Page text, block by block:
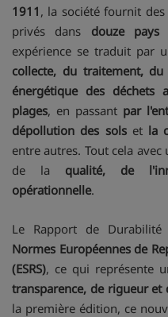
1911 , la société fournit
privés dans douze pays
expérience se traduit par
collecte, du traitement,
énergétique des
plages, en passant par
dépollution des sols etla
entre autres. Tout cela
de la qualité, de
opérationnelle.
Le Rapport de
Normes Européennes de
(ESRS), ce qui représente
transparence, de rigueur et
la première édition, ce